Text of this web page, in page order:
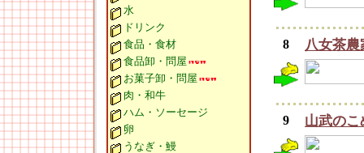
水
ドリンク
食品・食材
食品卸・問屋
お菓子卸・問屋
肉・和牛
ハム・ソーセージ
卵
うなぎ・鰻
8 八女茶
9 山武のこ